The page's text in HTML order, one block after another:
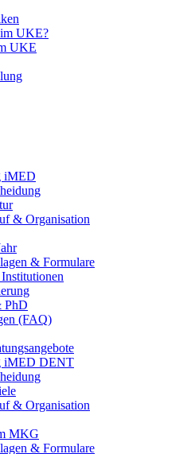
UKE?
UKE
iMED
& Organisation
& Formulare
PhD
(FAQ)
iMED DENT
& Organisation
MKG
& Formulare